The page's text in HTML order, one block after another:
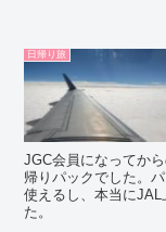
日帰り旅
JGC会員になってか
帰りパックでした。
使えるし、本当に
た。